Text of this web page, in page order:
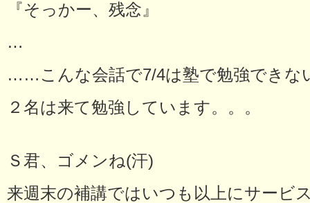
『そっかー、残念』
…
……こんな会話で7/4は塾で勉強できな
２名は来て勉強しています。。。
Ｓ君、ゴメンね(汗)
来週末の補講ではいつも以上にサービ